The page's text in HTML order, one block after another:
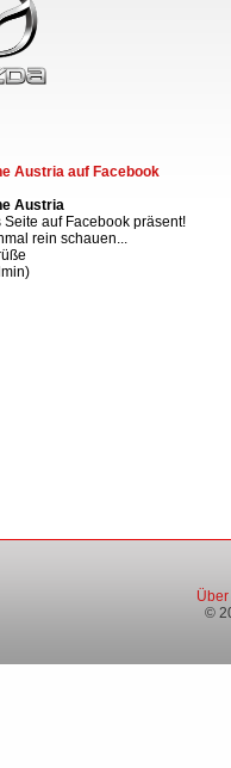
Austria auf Facebook
Austria
Seite auf Facebook präsent!
rein schauen...
©